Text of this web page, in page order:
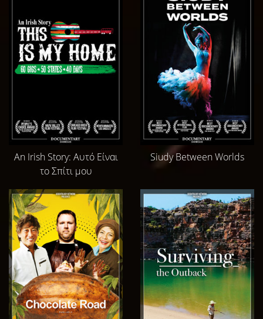
An Irish Story: Αυτό Είναι
το Σπίτι μου
Siudy Between Worlds